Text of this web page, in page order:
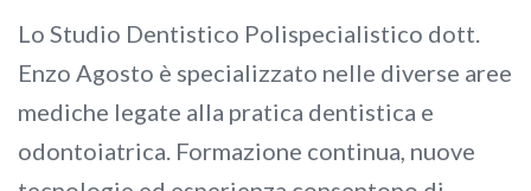
Lo Studio Dentistico Polispecialistico dott.
Enzo Agosto è specializzato nelle diverse aree
mediche legate alla pratica dentistica e
odontoiatrica. Formazione continua, nuove